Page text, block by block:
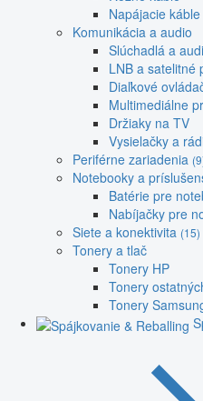
Napájacie káble
Komunikácia a audio
Slúchadlá a
LNB a satelitné
Diaľkové
Multimediálne
Držiaky na TV
Vysielačky a
Periférne zariadenia
Notebooky a
Batérie pre
Nabíjačky pre
Siete a konektivita (15)
Tonery a tlač
Tonery HP
Tonery
Tonery